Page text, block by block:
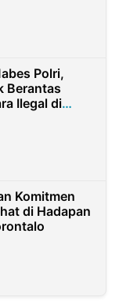
Polri,
Berantas
Ilegal di
Komitmen
di Hadapan